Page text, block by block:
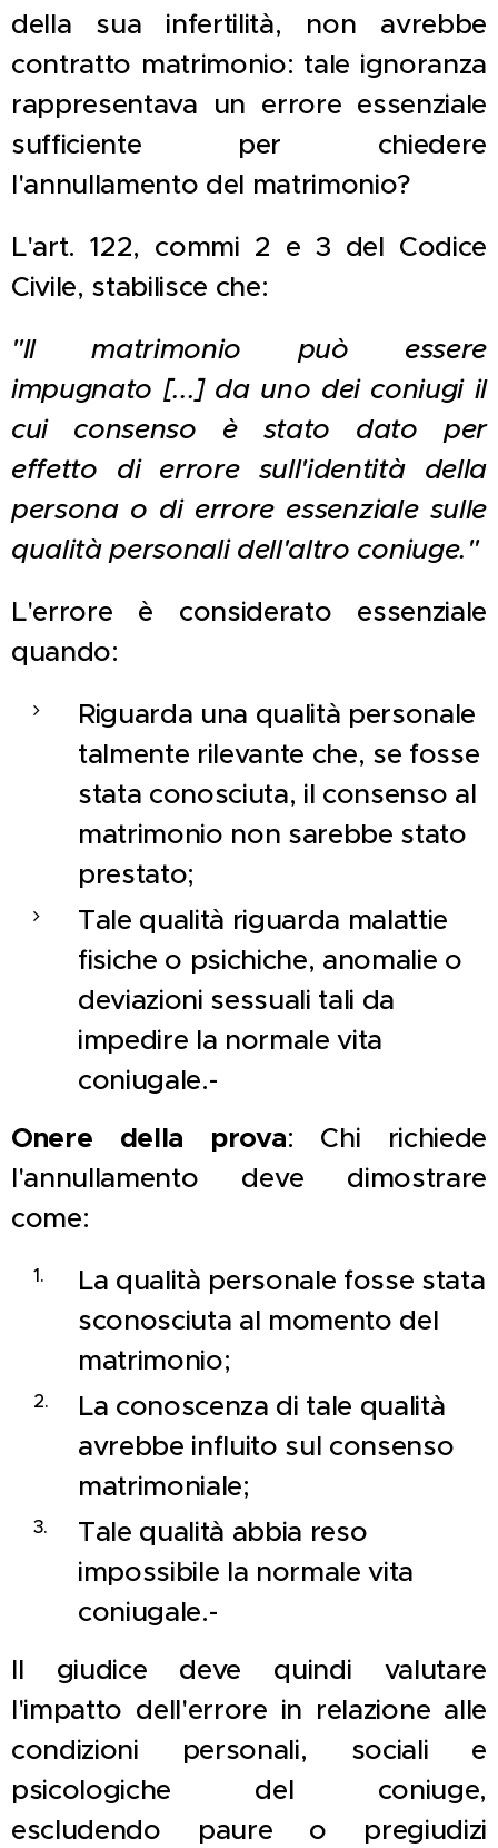
della sua infertilità, non avrebbe
contratto matrimonio: tale ignoranza
rappresentava un errore essenziale
sufficiente per chiedere
l'annullamento del matrimonio?
L'art. 122, commi 2 e 3 del Codice
Civile, stabilisce che:
"Il matrimonio può essere
impugnato [...] da uno dei coniugi il
cui consenso è stato dato per
effetto di errore sull'identità della
persona o di errore essenziale sulle
qualità personali dell'altro coniuge."
L'errore è considerato essenziale
quando:
Riguarda una qualità personale
talmente rilevante che, se fosse
stata conosciuta, il consenso al
matrimonio non sarebbe stato
prestato;
Tale qualità riguarda malattie
fisiche o psichiche, anomalie o
deviazioni sessuali tali da
impedire la normale vita
coniugale.-
Onere della prova: Chi richiede
l'annullamento deve dimostrare
come:
La qualità personale fosse stata
sconosciuta al momento del
matrimonio;
La conoscenza di tale qualità
avrebbe influito sul consenso
matrimoniale;
Tale qualità abbia reso
impossibile la normale vita
coniugale.-
Il giudice deve quindi valutare
l'impatto dell'errore in relazione alle
condizioni personali, sociali e
psicologiche del coniuge,
escludendo paure o pregiudizi